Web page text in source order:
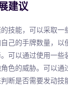
建议
技能，可以采取一
己的手牌数量，以
可以通过使用一些
色的威胁。可以通
断是否需要发动技